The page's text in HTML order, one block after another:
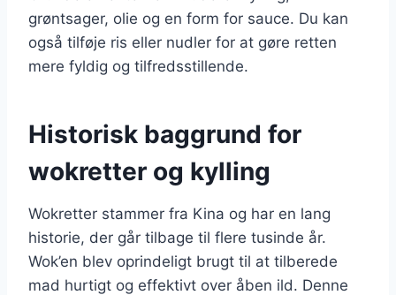
grøntsager, olie og en form for sauce. Du kan
også tilføje ris eller nudler for at gøre retten
mere fyldig og tilfredsstillende.
Historisk baggrund for
wokretter og kylling
Wokretter stammer fra Kina og har en lang
historie, der går tilbage til flere tusinde år.
Wok’en blev oprindeligt brugt til at tilberede
mad hurtigt og effektivt over åben ild. Denne